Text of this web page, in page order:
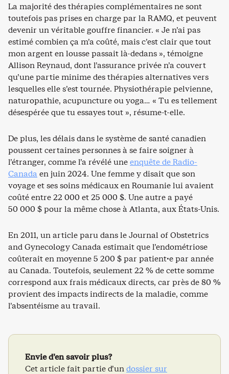
La majorité des thérapies complémentaires ne sont
toutefois pas prises en charge par la RAMQ, et peuvent
devenir un véritable gouffre financier. « Je n’ai pas
estimé combien ça m’a coûté, mais c’est clair que tout
mon argent en lousse passait là-dedans », témoigne
Allison Reynaud, dont l’assurance privée n’a couvert
qu’une partie minime des thérapies alternatives vers
lesquelles elle s’est tournée. Physiothérapie pelvienne,
naturopathie, acupuncture ou yoga… « Tu es tellement
désespérée que tu essayes tout », résume-t-elle.
De plus, les délais dans le système de santé canadien
poussent certaines personnes à se faire soigner à
l’étranger, comme l’a révélé uneenquête de Radio-
Canadaen juin 2024. Une femme y disait que son
voyage et ses soins médicaux en Roumanie lui avaient
coûté entre 22 000 et 25 000 $. Une autre a payé
50 000 $ pour la même chose à Atlanta, aux États-Unis.
En 2011, un article paru dans le Journal of Obstetrics
and Gynecology Canada estimait que l’endométriose
coûterait en moyenne 5 200 $ par patient·e par année
au Canada. Toutefois, seulement 22 % de cette somme
correspond aux frais médicaux directs, car près de 80 %
provient des impacts indirects de la maladie, comme
l’absentéisme au travail.
Envie d’en savoir plus?
Cet article fait partie d’undossier sur